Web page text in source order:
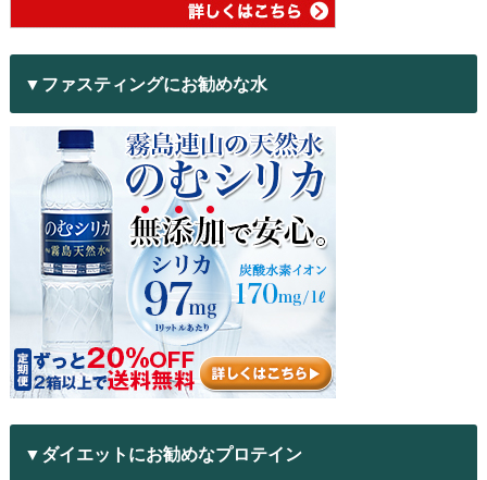
▼ファスティングにお勧めな水
▼ダイエットにお勧めなプロテイン